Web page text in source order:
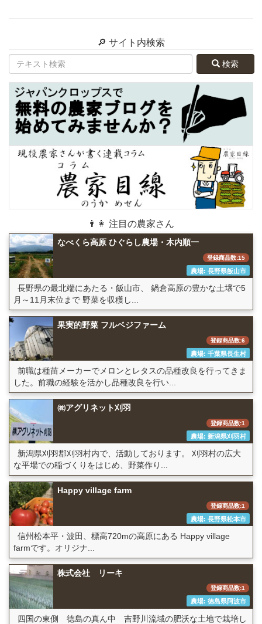
🔎 サイト内検索
検索
👨👩 注目の農家さん
なべくら高原 ひぐらし農場・木内順一
登録商品数:15
農場: 長野県飯山市
長野県の最北端にあたる・飯山市、 鍋倉高原の豊かな土壌で5
月～11月末位まで 野菜を収穫し...
果実的野菜 フルベジファーム
登録商品数:6
農場: 千葉県長生村
前職は種苗メーカーでメロンとレタスの品種改良を行ってきま
した。前職の経験を活かし品種改良を行い...
㈱アグリネット刈羽
登録商品数:1
農場: 新潟県刈羽村
新潟県刈羽郡刈羽村内で、活動しております。 刈羽村の広大
な平場での稲づくりをはじめ、野菜作り...
Happy village farm
登録商品数:1
農場: 長野県松本市
信州松本平・波田、標高720mの高原にある Happy village
farmです。オリジナ...
株式会社 リーキ
登録商品数:1
農場: 徳島県阿波市
四国の東側 徳島の真ん中 吉野川流域の肥沃な土地で栽培し